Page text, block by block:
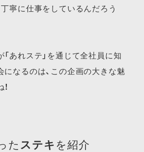
丁寧に仕事をしているんだろう
あれステ」を通じて全社員に知
になるのは、この企画の大きな魅
た ステキを紹介